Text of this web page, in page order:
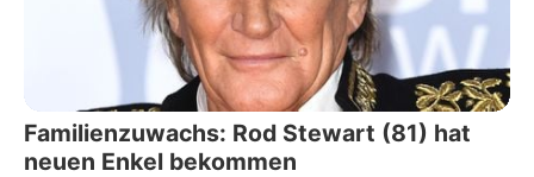
Familienzuwachs: Rod Stewart (81) hat
neuen Enkel bekommen